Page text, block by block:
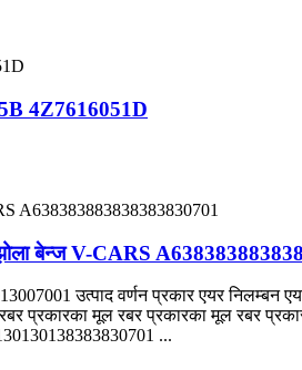
4Z7616051D
बेन्ज V-CARS
उत्पाद वर्णन प्रकार एयर निलम्बन
प्रकारका मूल रबर प्रकारका मूल रबर
...